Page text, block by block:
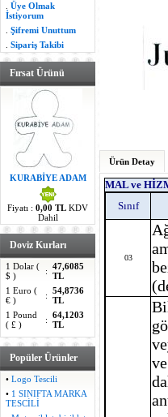
Üye Olmak
İstiyorum
Şifremi Unuttum
Sipariş Takibi
Fırsat Ürünü
KURABİYE ADAM
Fiyatı : 0,00 TL KDV
Dahil
Doviz Kurları
1 Dolar (
$ )
: 47,6085
TL
1 Euro (
€ )
: 54,8736
TL
1 Pound
( £ )
: 64,1203
TL
Popüler Ürünler
• Logo Tescili
• 1 SINIFTA MARKA
TESCİLİ
Ürün Detay
MAL ve
Sınıf
03